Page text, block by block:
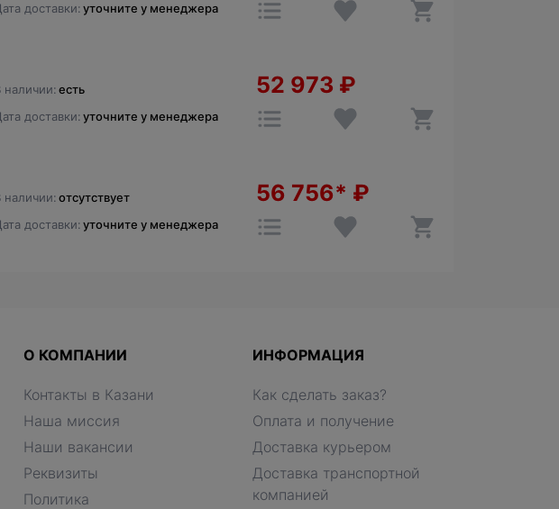
доставки: уточните у менеджера
наличии: есть
доставки: уточните у менеджера
52 973 ₽
наличии: отсутствует
доставки: уточните у менеджера
56 756* ₽
О КОМПАНИИ
Контакты в Казани
Наша миссия
Наши вакансии
Реквизиты
Политика
ИНФОРМАЦИЯ
Как сделать заказ?
Оплата и получение
Доставка курьером
Доставка транспортной
компанией